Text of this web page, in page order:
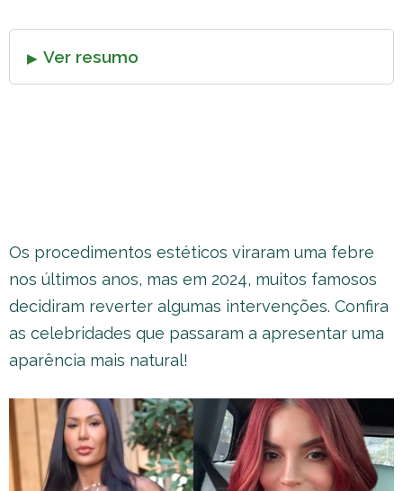
Ver resumo
Os procedimentos estéticos viraram uma febre
nos últimos anos, mas em 2024, muitos famosos
decidiram reverter algumas intervenções. Confira
as celebridades que passaram a apresentar uma
aparência mais natural!